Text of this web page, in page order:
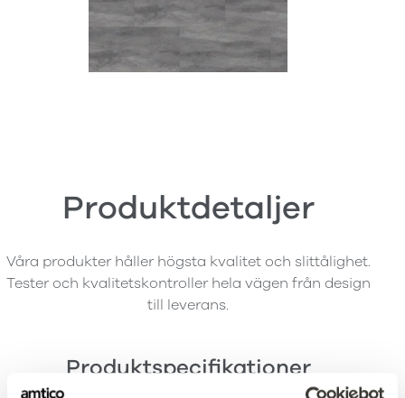
Produktdetaljer
Våra produkter håller högsta kvalitet och slittålighet.
Tester och kvalitetskontroller hela vägen från design
till leverans.
Produktspecifikationer